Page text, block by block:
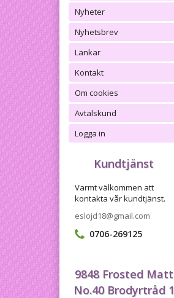
Nyheter
Nyhetsbrev
Länkar
Kontakt
Om cookies
Avtalskund
Logga in
Kundtjänst
Varmt välkommen att
kontakta vår kundtjänst.
eslojd18@gmail.com
0706-269125
9848 Frosted Matt
No.40 Brodyrtråd 1